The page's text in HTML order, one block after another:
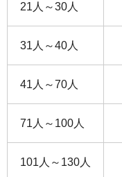
21人～30人
31人～40人
41人～70人
71人～100人
101人～130人